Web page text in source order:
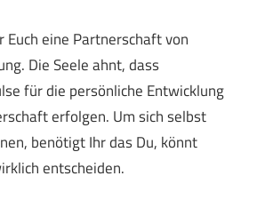
Euch eine Partnerschaft von
Die Seele ahnt, dass
für die persönliche Entwicklung
erfolgen. Um sich selbst
benötigt Ihr das Du, könnt
entscheiden.